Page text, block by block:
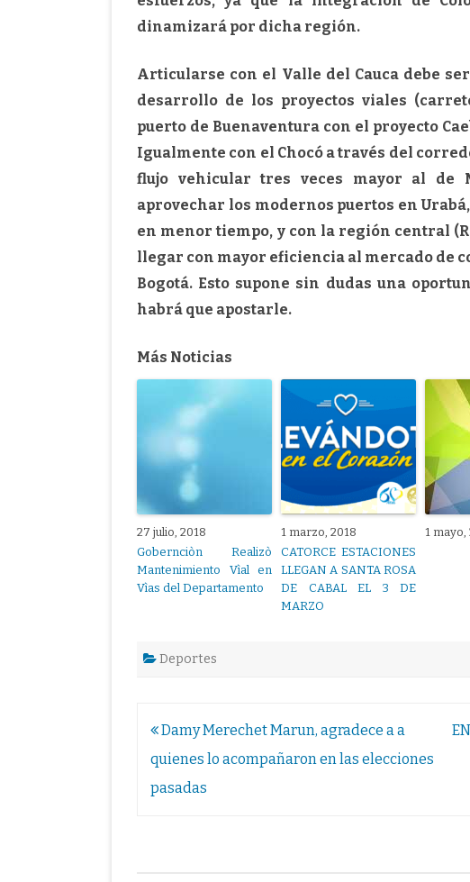
dinamizará por dicha región.
Articularse con el Valle del Cauca debe
desarrollo de los proyectos viales
puerto de Buenaventura con el proyecto
Igualmente con el Chocó a través del
flujo vehicular tres veces mayor al de
aprovechar los modernos puertos en
en menor tiempo, y con la región central
llegar con mayor eficiencia al mercado de
Bogotá. Esto supone sin dudas una
habrá que apostarle.
Más Noticias
27 julio, 2018
Gobernciòn Realizò
Mantenimiento Vìal en
Vìas del Departamento
1 marzo, 2018
CATORCE ESTACIONES
LLEGAN A SANTA ROSA
DE CABAL EL 3 DE
MARZO
1 mayo,
Deportes
Navegación
de
entradas
Damy Merechet Marun, agradece a a
quienes lo acompañaron en las elecciones
pasadas